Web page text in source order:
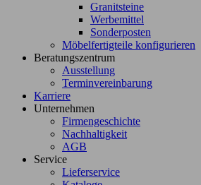
Granitsteine
Werbemittel
Sonderposten
Möbelfertigteile konfigurieren
Beratungszentrum
Ausstellung
Terminvereinbarung
Karriere
Unternehmen
Firmengeschichte
Nachhaltigkeit
AGB
Service
Lieferservice